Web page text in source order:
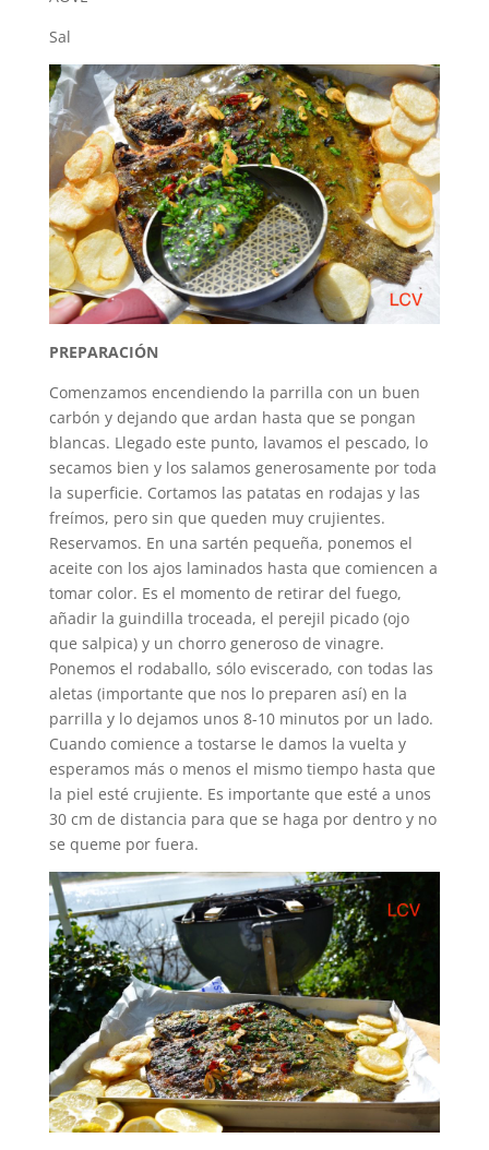
Sal
PREPARACIÓN
Comenzamos encendiendo la parrilla con un buen
carbón y dejando que ardan hasta que se pongan
blancas. Llegado este punto, lavamos el pescado, lo
secamos bien y los salamos generosamente por toda
la superficie. Cortamos las patatas en rodajas y las
freímos, pero sin que queden muy crujientes.
Reservamos. En una sartén pequeña, ponemos el
aceite con los ajos laminados hasta que comiencen a
tomar color. Es el momento de retirar del fuego,
añadir la guindilla troceada, el perejil picado (ojo
que salpica) y un chorro generoso de vinagre.
Ponemos el rodaballo, sólo eviscerado, con todas las
aletas (importante que nos lo preparen así) en la
parrilla y lo dejamos unos 8-10 minutos por un lado.
Cuando comience a tostarse le damos la vuelta y
esperamos más o menos el mismo tiempo hasta que
la piel esté crujiente. Es importante que esté a unos
30 cm de distancia para que se haga por dentro y no
se queme por fuera.